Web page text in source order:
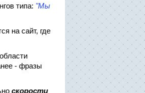
типа: "Мы
на сайт, где
- фразы
скорости